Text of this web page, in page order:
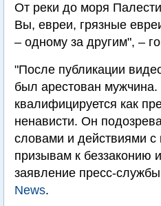
От реки до моря
Вы, евреи, грязные
– одному за другим", –
"После публикации
был арестован мужчина.
квалифицируется как
ненависти. Он
словами и действиями с
призывам к беззаконию
заявление пресс-
News.